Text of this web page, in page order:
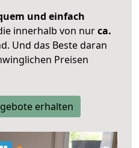
und einfach
innerhalb von nurca.
Und das Beste daran
Preisen
erhalten